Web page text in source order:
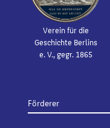
Verein für die
Geschichte Berlins
e. V., gegr. 1865
Förderer